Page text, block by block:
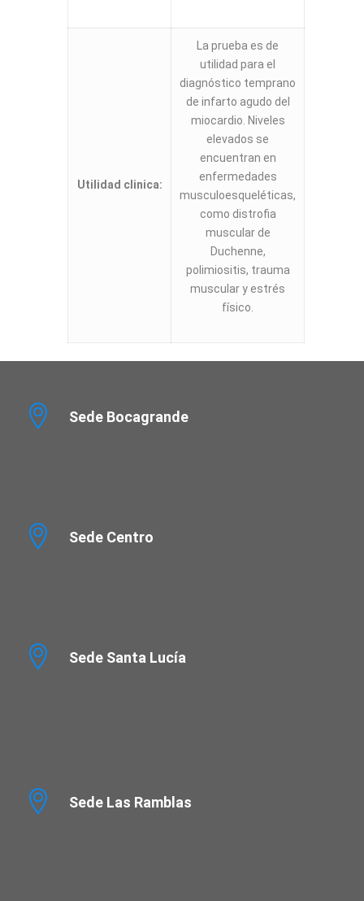
Utilidad clinica:
La prueba es de
utilidad para el
diagnóstico temprano
de infarto agudo del
miocardio. Niveles
elevados se
encuentran en
enfermedades
musculoesqueléticas,
como distrofia
muscular de
Duchenne,
polimiositis, trauma
muscular y estrés
físico.
Sede Bocagrande
Sede Centro
Sede Santa Lucía
Sede Las Ramblas